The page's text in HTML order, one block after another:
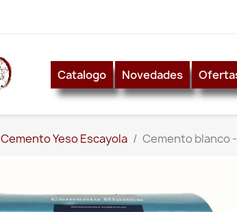
Catalogo Novedades
Cemento Yeso Escayola Cemento blanco